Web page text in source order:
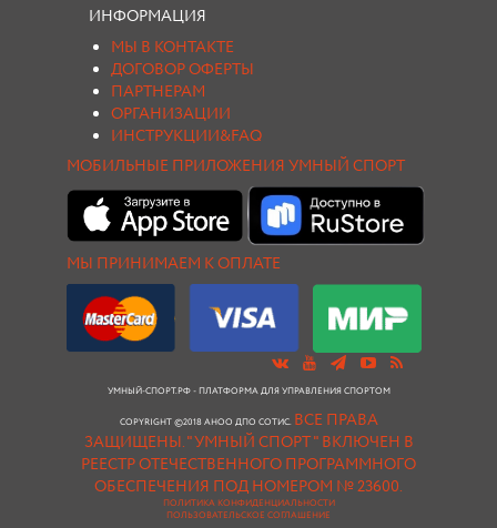
ИНФОРМАЦИЯ
МЫ В КОНТАКТЕ
ДОГОВОР ОФЕРТЫ
ПАРТНЕРАМ
ОРГАНИЗАЦИИ
ИНСТРУКЦИИ&FAQ
МОБИЛЬНЫЕ ПРИЛОЖЕНИЯ УМНЫЙ СПОРТ
МЫ ПРИНИМАЕМ К ОПЛАТЕ
УМНЫЙ-СПОРТ.РФ - ПЛАТФОРМА ДЛЯ УПРАВЛЕНИЯ СПОРТОМ
COPYRIGHT ©2018 АНОО ДПО СОТИС. ВСЕ ПРАВА
ЗАЩИЩЕНЫ."УМНЫЙ СПОРТ " ВКЛЮЧЕН В
РЕЕСТР ОТЕЧЕСТВЕННОГО ПРОГРАММНОГО
ОБЕСПЕЧЕНИЯ ПОД НОМЕРОМ № 23600.
ПОЛИТИКА КОНФИДЕНЦИАЛЬНОСТИ
ПОЛЬЗОВАТЕЛЬСКОЕ СОГЛАШЕНИЕ